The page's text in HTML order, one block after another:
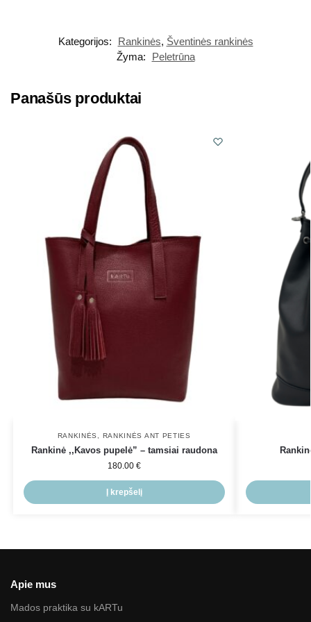
Kategorijos: Rankinės, Šventinės rankinės
Žyma:
Peletrūna
Panašūs produktai
RANKINĖS RANKINĖS ANT PETIES
Rankinė ,,Kavos pupelė” – tamsiai raudona
180.00 €
Į krepšelį
Apie mus
Mados praktika su kARTu